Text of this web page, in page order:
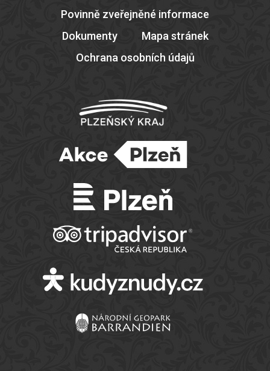
Povinně zveřejněné informace
Dokumenty
Mapa stránek
Ochrana osobních údajů